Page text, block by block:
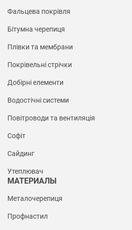
Фальцева покрівля
Бітумна черепиця
Плівки та мембрани
Покрівельні стрічки
Добірні елементи
Водостічні системи
Повітроводи та вентиляція
Софіт
Сайдинг
Утеплювач
МАТЕРИАЛЫ
Металочерепиця
Профнастил